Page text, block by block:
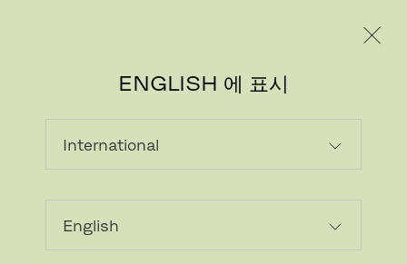
ENGLISH 에 표시